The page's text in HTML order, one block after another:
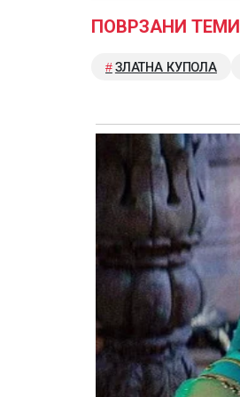
ПОВРЗАНИ ТЕМИ
ЗЛАТНА КУПОЛА